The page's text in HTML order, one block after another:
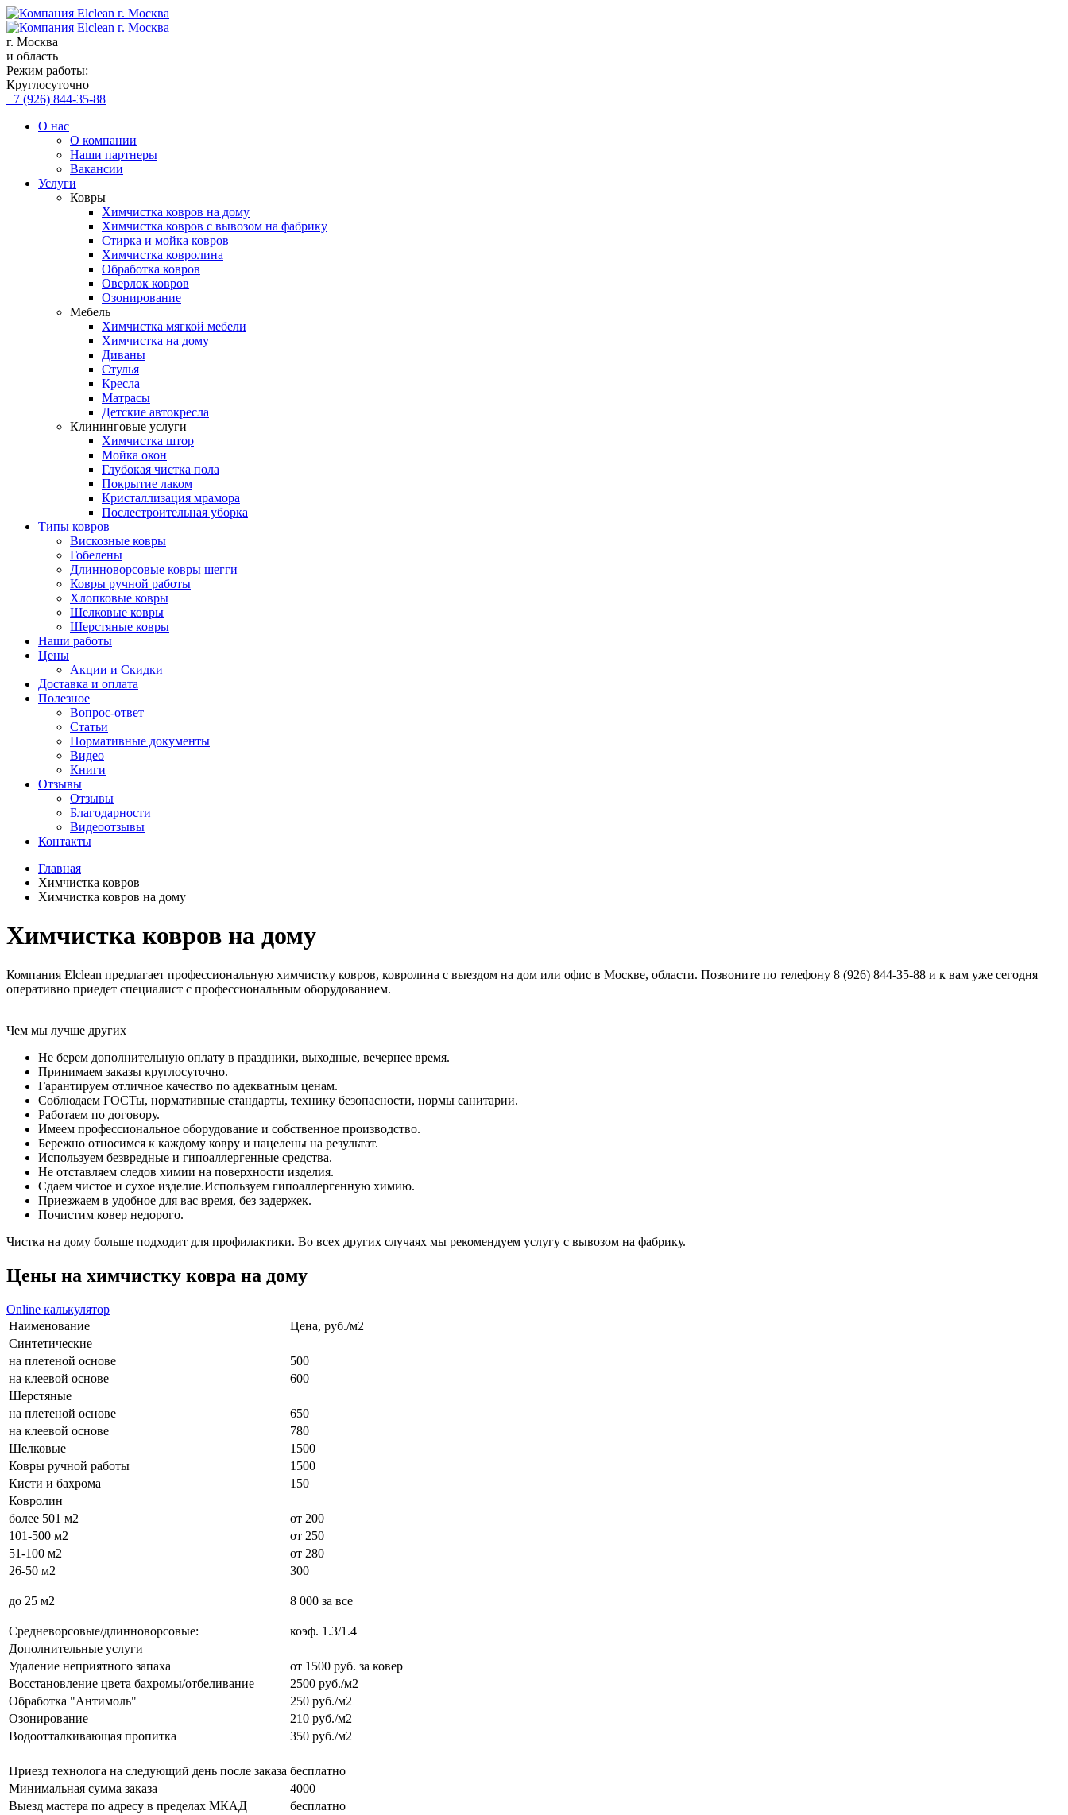
г. Москва
и область
Режим работы:
Круглосуточно
+7 (926) 844-35-88
О нас
О компании
Наши партнеры
Вакансии
Услуги
Ковры
Химчистка ковров на дому
Химчистка ковров с вывозом на фабрику
Стирка и мойка ковров
Химчистка ковролина
Обработка ковров
Оверлок ковров
Озонирование
Мебель
Химчистка мягкой мебели
Химчистка на дому
Диваны
Стулья
Кресла
Матрасы
Детские автокресла
Клининговые услуги
Химчистка штор
Мойка окон
Глубокая чистка пола
Покрытие лаком
Кристаллизация мрамора
Послестроительная уборка
Типы ковров
Вискозные ковры
Гобелены
Длинноворсовые ковры шегги
Ковры ручной работы
Хлопковые ковры
Шелковые ковры
Шерстяные ковры
Наши работы
Цены
Акции и Скидки
Доставка и оплата
Полезное
Вопрос-ответ
Статьи
Нормативные документы
Видео
Книги
Отзывы
Отзывы
Благодарности
Видеоотзывы
Контакты
Главная
Химчистка ковров
Химчистка ковров на дому
Химчистка ковров на дому
Компания Elclean предлагает профессиональную химчистку ковров, ковролина с выездом на дом или офис в Москве, области. Позвоните по телефону 8 (926) 844-35-88 и к вам уже сегодня
оперативно приедет специалист с профессиональным оборудованием.
Чем мы лучше других
Не берем дополнительную оплату в праздники, выходные, вечернее время.
Принимаем заказы круглосуточно.
Гарантируем отличное качество по адекватным ценам.
Соблюдаем ГОСТы, нормативные стандарты, технику безопасности, нормы санитарии.
Работаем по договору.
Имеем профессиональное оборудование и собственное производство.
Бережно относимся к каждому ковру и нацелены на результат.
Используем безвредные и гипоаллергенные средства.
Не отставляем следов химии на поверхности изделия.
Сдаем чистое и сухое изделие.Используем гипоаллергенную химию.
Приезжаем в удобное для вас время, без задержек.
Почистим ковер недорого.
Чистка на дому больше подходит для профилактики. Во всех других случаях мы рекомендуем услугу с вывозом на фабрику.
Цены на химчистку ковра на дому
Online калькулятор
Наименование
Цена, руб./м2
Синтетические
на плетеной основе
500
на клеевой основе
600
Шерстяные
на плетеной основе
650
на клеевой основе
780
Шелковые
1500
Ковры ручной работы
1500
Кисти и бахрома
150
Ковролин
более 501 м2
от 200
101-500 м2
от 250
51-100 м2
от 280
26-50 м2
300
до 25 м2 8 000 за все
Средневорсовые/длинноворсовые:
коэф. 1.3/1.4
Дополнительные услуги
Удаление неприятного запаха
от 1500 руб. за ковер
Восстановление цвета бахромы/отбеливание
2500 руб./м2
Обработка "Антимоль"
250 руб./м2
Озонирование
210 руб./м2
Водоотталкивающая пропитка
350 руб./м2
Приезд технолога на следующий день после заказа бесплатно
Минимальная сумма заказа
4000
Выезд мастера по адресу в пределах МКАД
бесплатно